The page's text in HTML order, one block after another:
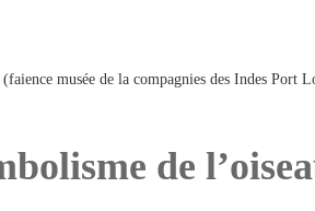
musée de la compagnies des Indes Port
de